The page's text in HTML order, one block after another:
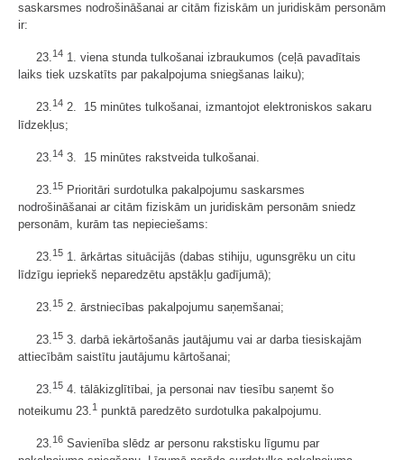
saskarsmes nodrošināšanai ar citām fiziskām un juridiskām personām
ir:
23.14 1. viena stunda tulkošanai izbraukumos (ceļā pavadītais
laiks tiek uzskatīts par pakalpojuma sniegšanas laiku);
23.14 2. 15 minūtes tulkošanai, izmantojot elektroniskos sakaru
līdzekļus;
23.14 3. 15 minūtes rakstveida tulkošanai.
23.15 Prioritāri surdotulka pakalpojumu saskarsmes
nodrošināšanai ar citām fiziskām un juridiskām personām sniedz
personām, kurām tas nepieciešams:
23.15 1. ārkārtas situācijās (dabas stihiju, ugunsgrēku un citu
līdzīgu iepriekš neparedzētu apstākļu gadījumā);
23.15 2. ārstniecības pakalpojumu saņemšanai;
23.15 3. darbā iekārtošanās jautājumu vai ar darba tiesiskajām
attiecībām saistītu jautājumu kārtošanai;
23.15 4. tālākizglītībai, ja personai nav tiesību saņemt šo
noteikumu 23.1 punktā paredzēto surdotulka pakalpojumu.
23.16 Savienība slēdz ar personu rakstisku līgumu par